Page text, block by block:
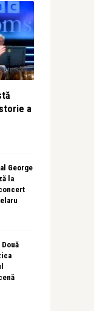
a
George
la